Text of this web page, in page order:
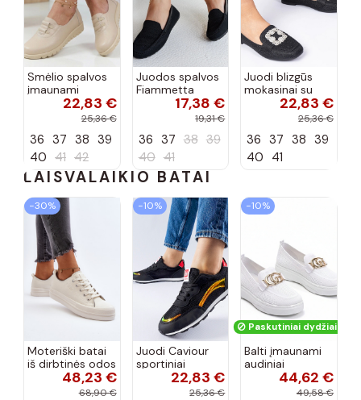
Smėlio spalvos
įmaunami
pusbačiai su
žemu kulniuku
22,83 €
25,36 €
36 37 38 39
40 41 42
Juodos spalvos
Fiammetta
audinio bateliai
17,38 €
19,31 €
36 37 38 39
40 41
Juodi blizgūs
mokasinai su
cirkoniais22,83 €
25,36 €
36 37 38 39
40 41
LAISVALAIKIO BATAI
−30%
Moteriški batai
iš dirbtinės odos
Big Star
NN274847
48,23 €
68,90 €
−10%
Juodi Caviour
sportiniai
sportbačiai22,83 €
25,36 €
−10%
Paskutiniai dydžiai!
Balti įmaunami
audiniai
sportbačiai su
44,62 €
49,58 €